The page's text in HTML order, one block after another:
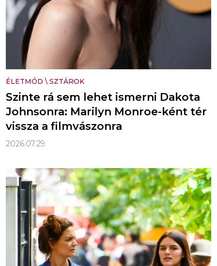
ÉLETMÓD \ SZTÁROK
Szinte rá sem lehet ismerni Dakota
Johnsonra: Marilyn Monroe-ként tér
vissza a filmvászonra
2026.07.29.